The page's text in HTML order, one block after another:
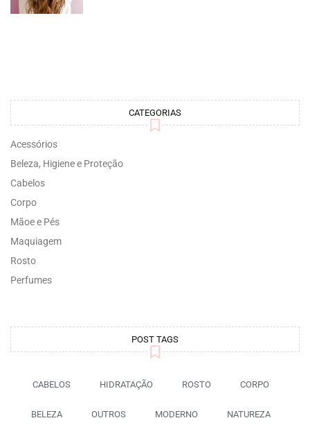
CATEGORIAS
Acessórios
Beleza, Higiene e Proteção
Cabelos
Corpo
Mãoe e Pés
Maquiagem
Rosto
Perfumes
POST TAGS
CABELOS HIDRATAÇÃO ROSTO CORPO
BELEZA OUTROS MODERNO NATUREZA